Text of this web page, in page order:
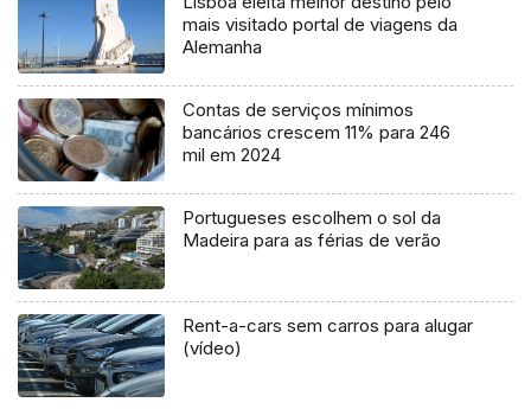
mais visitado portal de viagens da
Alemanha
Contas de serviços mínimos
bancários crescem 11% para 246
mil em 2024
Portugueses escolhem o sol da
Madeira para as férias de verão
Rent-a-cars sem carros para alugar
(vídeo)